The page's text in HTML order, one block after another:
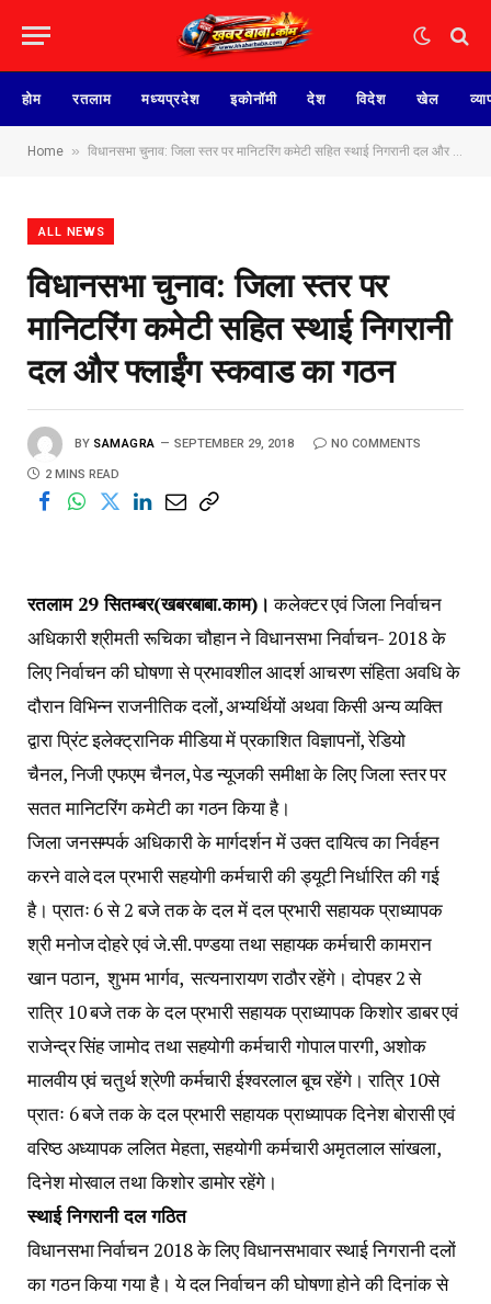
होम रतलाम मध्यप्रदेश इकोनॉमी देश विदेश खेल
Home » विधानसभा चुनाव: जिला स्तर पर मानिटरिंग कमेटी सहित स्थाई निगरानी दल और फ्लाईंग स्कवाड का गठन
ALL NEWS
विधानसभा चुनाव: जिला स्तर पर
मानिटरिंग कमेटी सहित स्थाई निगरानी
दल और फ्लाईंग स्कवाड का गठन
BY SAMAGRA SEPTEMBER 29, 2018 NO COMMENTS
2 MINS READ
रतलाम 29 सितम्बर(खबरबाबा.काम)। कलेक्टर एवं जिला निर्वाचन
अधिकारी श्रीमती रूचिका चौहान ने विधानसभा निर्वाचन- 2018 के
लिए निर्वाचन की घोषणा से प्रभावशील आदर्श आचरण संहिता अवधि के
दौरान विभिन्न राजनीतिक दलों, अभ्यर्थियों अथवा किसी अन्य व्यक्ति
द्वारा प्रिंट इलेक्ट्रानिक मीडिया में प्रकाशित विज्ञापनों, रेडियो
चैनल, निजी एफएम चैनल, पेड न्यूजकी समीक्षा के लिए जिला स्तर पर
सतत मानिटरिंग कमेटी का गठन किया है।
जिला जनसम्पर्क अधिकारी के मार्गदर्शन में उक्त दायित्व का निर्वहन
करने वाले दल प्रभारी सहयोगी कर्मचारी की ड्यूटी निर्धारित की गई
है। प्रातः 6 से 2 बजे तक के दल में दल प्रभारी सहायक प्राध्यापक
श्री मनोज दोहरे एवं जे.सी. पण्डया तथा सहायक कर्मचारी कामरान
खान पठान, शुभम भार्गव, सत्यनारायण राठौर रहेंगे। दोपहर 2 से
रात्रि 10 बजे तक के दल प्रभारी सहायक प्राध्यापक किशोर डाबर एवं
राजेन्द्र सिंह जामोद तथा सहयोगी कर्मचारी गोपाल पारगी, अशोक
मालवीय एवं चतुर्थ श्रेणी कर्मचारी ईश्वरलाल बूच रहेंगे। रात्रि 10से
प्रातः 6 बजे तक के दल प्रभारी सहायक प्राध्यापक दिनेश बोरासी एवं
वरिष्ठ अध्यापक ललित मेहता, सहयोगी कर्मचारी अमृतलाल सांखला,
दिनेश मोरवाल तथा किशोर डामोर रहेंगे।
स्थाई निगरानी दल गठित
विधानसभा निर्वाचन 2018 के लिए विधानसभावार स्थाई निगरानी दलों
का गठन किया गया है। ये दल निर्वाचन की घोषणा होने की दिनांक से